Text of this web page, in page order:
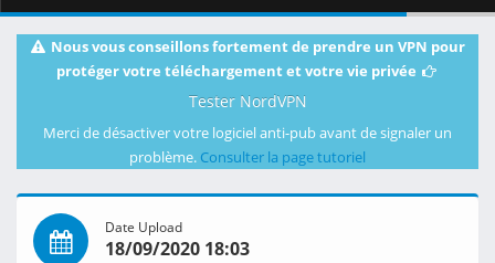
Nous vous conseillons fortement de prendre un VPN pour
protéger votre téléchargement et votre vie privée
Tester NordVPN
Merci de désactiver votre logiciel anti-pub avant de signaler un
problème. Consulter la page tutoriel
Date Upload
18/09/2020 18:03